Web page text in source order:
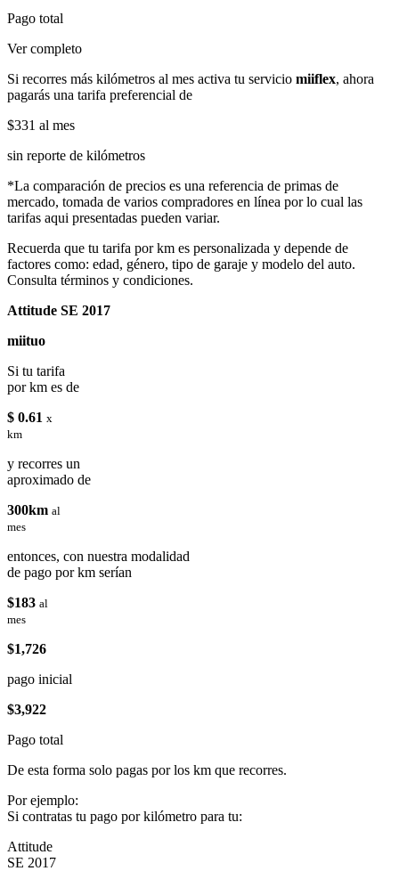
Pago total
Ver completo
Si recorres más kilómetros al mes activa tu servicio miiflex, ahora
pagarás una tarifa preferencial de
$331 al mes
sin reporte de kilómetros
*La comparación de precios es una referencia de primas de
mercado, tomada de varios compradores en línea por lo cual las
tarifas aqui presentadas pueden variar.
Recuerda que tu tarifa por km es personalizada y depende de
factores como: edad, género, tipo de garaje y modelo del auto.
Consulta términos y condiciones.
Attitude SE 2017
miituo
Si tu tarifa
por km es de
$ 0.61 x
km
y recorres un
aproximado de
300km al
mes
entonces, con nuestra modalidad
de pago por km serían
$183 al
mes
$1,726
pago inicial
$3,922
Pago total
De esta forma solo pagas por los km que recorres.
Por ejemplo:
Si contratas tu pago por kilómetro para tu:
Attitude
SE 2017